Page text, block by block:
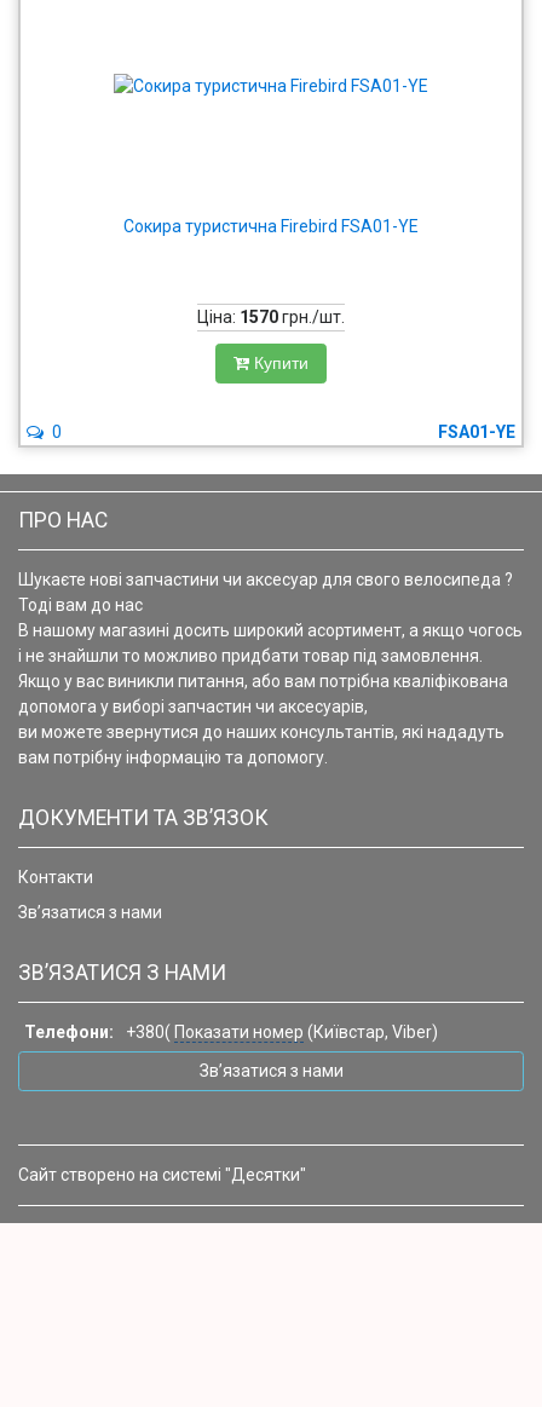
Сокира туристична Firebird FSA01-YE
Ціна: 1570грн./шт.
Купити
FSA01-YE
0
ПРО НАС
Шукаєте нові запчастини чи аксесуар для свого велосипеда ?
Тоді вам до нас
В нашому магазині досить широкий асортимент, а якщо чогось
і не знайшли то можливо придбати товар під замовлення.
Якщо у вас виникли питання, або вам потрібна кваліфікована
допомога у виборі запчастин чи аксесуарів,
ви можете звернутися до наших консультантів, які нададуть
вам потрібну інформацію та допомогу.
ДОКУМЕНТИ ТА ЗВ’ЯЗОК
Контакти
Зв’язатися з нами
ЗВ’ЯЗАТИСЯ З НАМИ
Телефони: +380( Показати номер (Київстар, Viber)
Зв’язатися з нами
Сайт створено на системі "Десятки"